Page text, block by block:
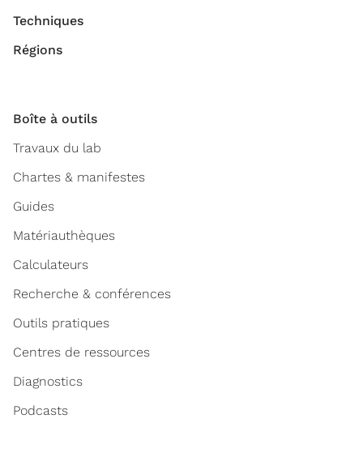
Techniques
Régions
Boîte à outils
Travaux du lab
Chartes & manifestes
Guides
Matériauthèques
Calculateurs
Recherche & conférences
Outils pratiques
Centres de ressources
Diagnostics
Podcasts